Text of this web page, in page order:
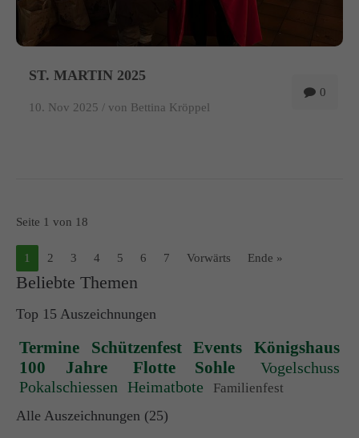
0
ST. MARTIN 2025
10. Nov 2025 / von Bettina Kröppel
Seite 1 von 18
1 2 3 4 5 6 7 Vorwärts Ende »
Beliebte Themen
Top 15 Auszeichnungen
Termine Schützenfest Events
Königshaus
100 Jahre
Flotte Sohle
Vogelschuss
Pokalschiessen
Heimatbote Familienfest
Alle Auszeichnungen (25)